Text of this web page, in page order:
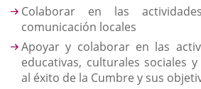
Colaborar en las
comunicación locales
Apoyar y colaborar en las
educativas, culturales sociales
al éxito de la Cumbre y sus